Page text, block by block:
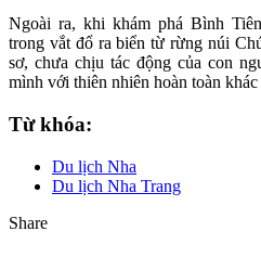
Ngoài ra, khi khám phá Bình
trong vắt đổ ra biển từ rừng núi
sơ, chưa chịu tác động của con
mình với thiên nhiên hoàn toàn
Từ khóa:
Du lịch Nha
Du lịch Nha Trang
Share